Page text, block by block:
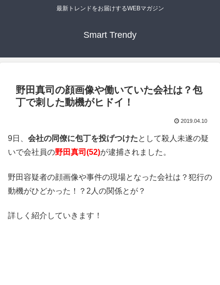
最新トレンドをお届けするWEBマガジン
Smart Trendy
野田真司の顔画像や働いていた会社は？包
丁で刺した動機がヒドイ！
2019.04.10
9日、 会社の同僚に包丁を投げつけたとして殺人未遂の疑
いで会社員の野田真司(52)が逮捕されました。
野田容疑者の顔画像や事件の現場となった会社は？犯行の
動機がひどかった！？2人の関係とが？
詳しく紹介していきます！